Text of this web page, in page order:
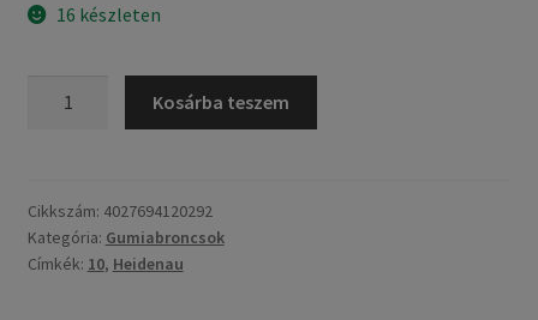
16 készleten
-
10
59J
Kosárba teszem
Cikkszám: 4027694120292
Kategória: Gumiabroncsok
Címkék: 10, Heidenau